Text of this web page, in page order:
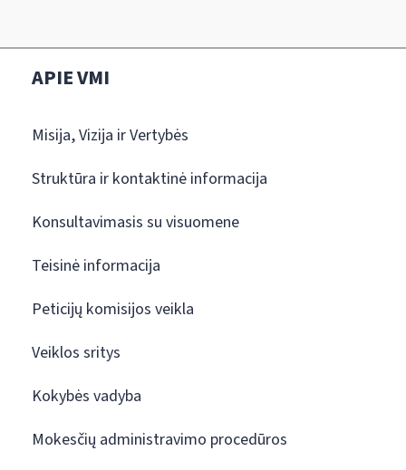
APIE VMI
Misija, Vizija ir Vertybės
Struktūra ir kontaktinė informacija
Konsultavimasis su visuomene
Teisinė informacija
Peticijų komisijos veikla
Veiklos sritys
Kokybės vadyba
Mokesčių administravimo procedūros